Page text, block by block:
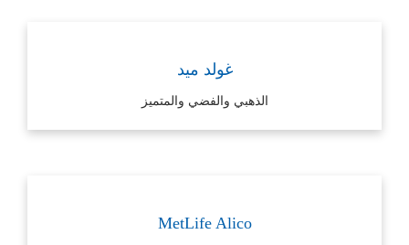
غولد ميد
الذهبي والفضي والمتميز
MetLife Alico